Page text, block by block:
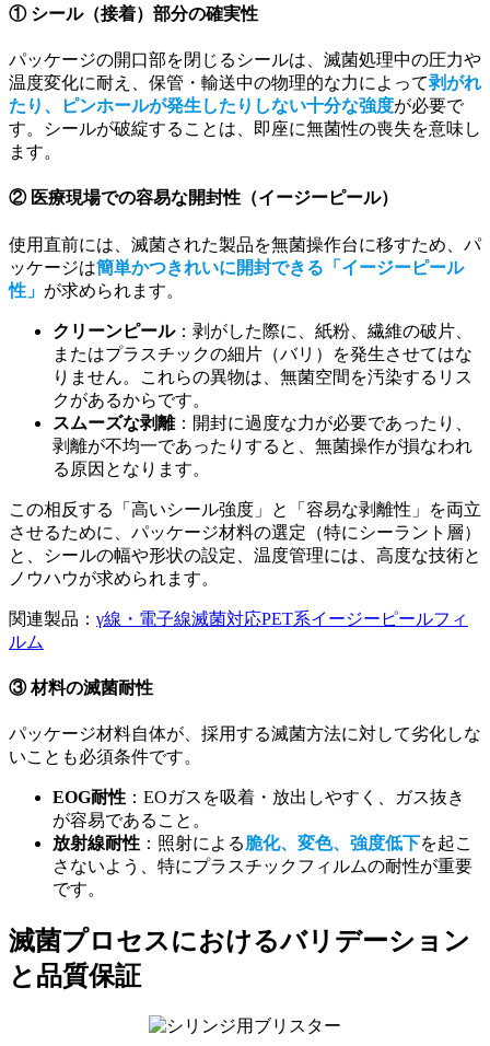
① シール（接着）部分の確実性
パッケージの開口部を閉じるシールは、滅菌処理中の圧力や
温度変化に耐え、保管・輸送中の物理的な力によって剥がれ
たり、ピンホールが発生したりしない十分な強度が必要で
す。シールが破綻することは、即座に無菌性の喪失を意味し
ます。
② 医療現場での容易な開封性（イージーピール）
使用直前には、滅菌された製品を無菌操作台に移すため、パ
ッケージは簡単かつきれいに開封できる「イージーピール
性」 が求められます。
クリーンピール：剥がした際に、紙粉、繊維の破片、
またはプラスチックの細片（バリ）を発生させてはな
りません。これらの異物は、無菌空間を汚染するリス
クがあるからです。
スムーズな剥離：開封に過度な力が必要であったり、
剥離が不均一であったりすると、無菌操作が損なわれ
る原因となります。
この相反する「高いシール強度」と「容易な剥離性」を両立
させるために、パッケージ材料の選定（特にシーラント層）
と、シールの幅や形状の設定、温度管理には、高度な技術と
ノウハウが求められます。
関連製品： γ線・電子線滅菌対応PET系イージーピールフィ
ルム
③材料の滅菌耐性
パッケージ材料自体が、採用する滅菌方法に対して劣化しな
いことも必須条件です。
EOG耐性 ：EOガスを吸着・放出しやすく、ガス抜き
が容易であること。
放射線耐性 ：照射による脆化、変色、強度低下を起こ
さないよう、特にプラスチックフィルムの耐性が重要
です。
滅菌プロセスにおけるバリデーション
と品質保証